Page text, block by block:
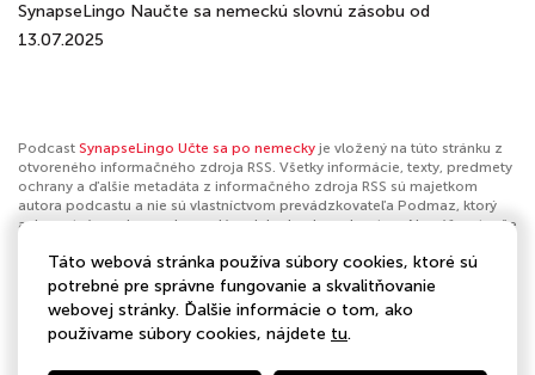
SynapseLingo Naučte sa nemeckú slovnú zásobu od
13.07.2025
Podcast SynapseLingo Učte sa po nemecky je vložený na túto stránku z
otvoreného informačného zdroja RSS. Všetky informácie, texty, predmety
ochrany a ďalšie metadáta z informačného zdroja RSS sú majetkom
autora podcastu a nie sú vlastníctvom prevádzkovateľa Podmaz, ktorý
ani nevytvára ani nezodpovedá za ich obsah podcastov. Ak máš za to, že
nahlásiť obsah. Ak je toto tvoj podcast a chceš získať kontrolu nad týmto
profilomklikni sem.
Autor:SynapseLingo
Táto webová stránka používa súbory cookies, ktoré sú
potrebné pre správne fungovanie a skvalitňovanie
webovej stránky. Ďalšie informácie o tom, ako
používame súbory cookies, nájdete tu.